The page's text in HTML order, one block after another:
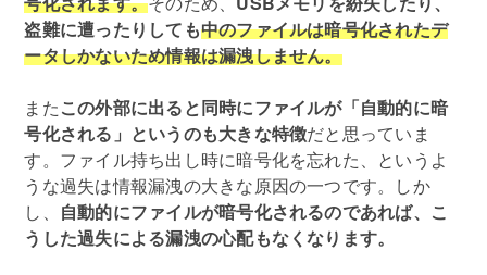
盗難に遭ったりしても中のファイルは暗号化されたデ
ータしかないため情報は漏洩しません。
またこの外部に出ると同時にファイルが「自動的に暗
号化される」というのも大きな特徴だと思っていま
す。ファイル持ち出し時に暗号化を忘れた、というよ
うな過失は情報漏洩の大きな原因の一つです。しか
し、 自動的にファイルが暗号化されるのであれば、こ
うした過失による漏洩の心配もなくなります。